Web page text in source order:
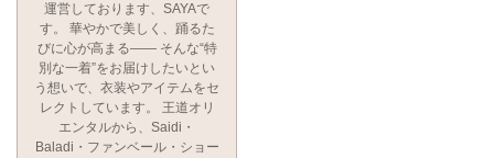
運営しております、SAYAで
す。 華やかで美しく、踊るた
びに心が高まる―― そんな“特
別な一着”をお届けしたいとい
う想いで、衣装やアイテムをセ
レクトしています。 王道オリ
エンタルから、Saidi・
Baladi・ファンベール・ショー